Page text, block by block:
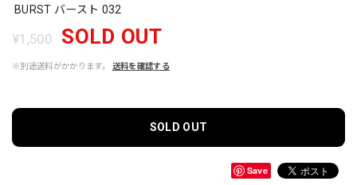
BURST バースト 032
¥1,500 SOLD OUT
※別途送料がかかります。 送料を確認する
SOLD OUT
Save